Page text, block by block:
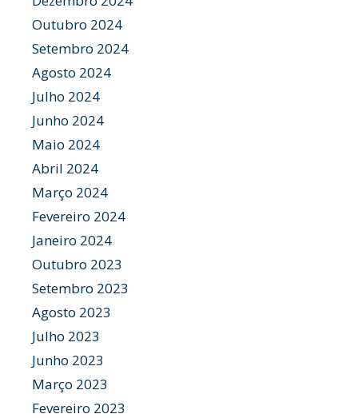
Outubro 2024
Setembro 2024
Agosto 2024
Julho 2024
Junho 2024
Maio 2024
Abril 2024
Março 2024
Fevereiro 2024
Janeiro 2024
Outubro 2023
Setembro 2023
Agosto 2023
Julho 2023
Junho 2023
Março 2023
Fevereiro 2023